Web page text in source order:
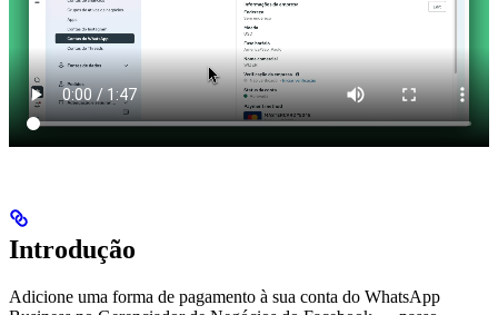
Introdução
Adicione uma forma de pagamento à sua conta do WhatsApp